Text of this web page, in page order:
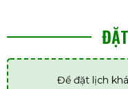
Để đặt lịch